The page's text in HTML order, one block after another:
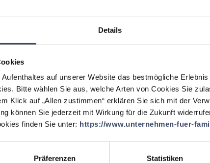
Details
auf unserer Website das bestmögliche
Bitte wählen Sie aus, welche Arten von Cookies Sie
Klick auf „Allen zustimmen“ erklären Sie sich mit der
können Sie jederzeit mit Wirkung für die Zukunft
finden Sie unter: https://www.unternehmen-fuer-
Präferenzen Statistiken
die
und Väter über alle Unternehmensbereiche beschäftigt. Um
flexible Arbeitszeitenmodelle, kurzfristige Einteilung von
jährliche claro-Family-Day mit Hüpfburg, Grillfest,
allen Mitarbeitern die Möglichkeit ihren Liebsten einen
Ihr Unternehmendurch
Bedürfnisse der Mitarbeiter entsteht Motivation und Freude am
bereits seit über 10 Jahren das Unternehmen und mich
"claro Familie".